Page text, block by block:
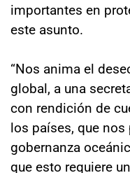
importantes en
este asunto.
“Nos anima el
global, a una
con rendición de
los países, que
gobernanza
que esto requiere